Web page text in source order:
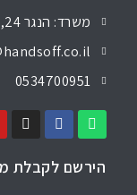
משרד: הנגר 24, הוד השרון
0534700951
הירשם לקבלת